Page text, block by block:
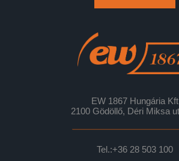
EW 1867 Hungária Kft
2100 Gödöllő, Déri Miksa
Tel.:+36 28 503 100